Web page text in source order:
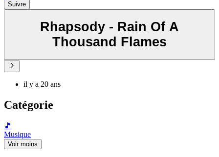
Suivre
Rhapsody - Rain Of A
Thousand Flames
il y a 20 ans
Catégorie
🎵
Musique
Voir moins